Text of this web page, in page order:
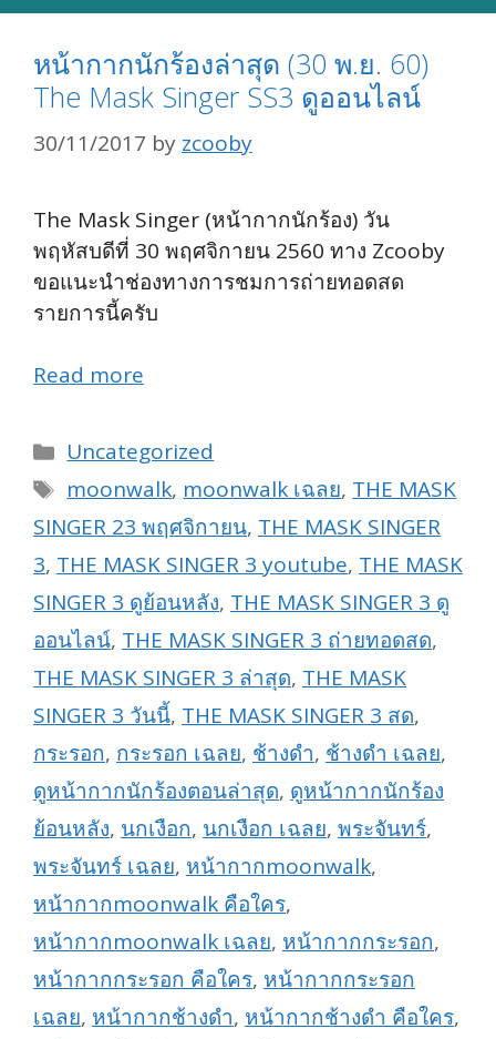
หน้ากากนักร้องล่าสุด (30 พ.ย. 60)
The Mask Singer SS3 ดูออนไลน์
30/11/2017 by zcooby
The Mask Singer (หน้ากากนักร้อง) วัน
พฤหัสบดีที่ 30 พฤศจิกายน 2560 ทาง Zcooby
ขอแนะนำช่องทางการชมการถ่ายทอดสด
รายการนี้ครับ
Read more
Categories
Uncategorized
Tags
moonwalk, moonwalk เฉลย, THE MASK
SINGER 23 พฤศจิกายน, THE MASK SINGER
3, THE MASK SINGER 3 youtube, THE MASK
SINGER 3 ดูย้อนหลัง, THE MASK SINGER 3 ดู
ออนไลน์, THE MASK SINGER 3 ถ่ายทอดสด,
THE MASK SINGER 3 ล่าสุด, THE MASK
SINGER 3 วันนี้, THE MASK SINGER 3 สด,
กระรอก, กระรอก เฉลย, ช้างดำ, ช้างดำ เฉลย,
ดูหน้ากากนักร้องตอนล่าสุด, ดูหน้ากากนักร้อง
ย้อนหลัง, นกเงือก, นกเงือก เฉลย, พระจันทร์,
พระจันทร์ เฉลย, หน้ากากmoonwalk,
หน้ากากmoonwalk คือใคร,
หน้ากากmoonwalk เฉลย, หน้ากากกระรอก,
หน้ากากกระรอก คือใคร, หน้ากากกระรอก
เฉลย, หน้ากากช้างดำ, หน้ากากช้างดำ คือใคร,